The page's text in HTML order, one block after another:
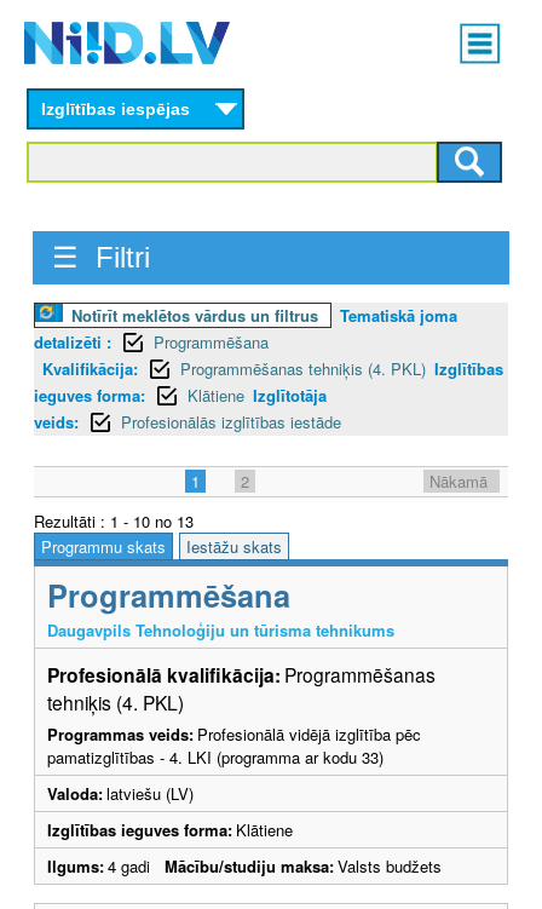
content
Main
menu
Izglītības iespējas
☰ Filtri
Notīrīt meklētos vārdus un filtrus
Tematiskā joma
detalizēti :
Programmēšana
Kvalifikācija:
Programmēšanas tehniķis (4. PKL) Izglītības
ieguves forma:
Klātiene Izglītotāja
veids:
Profesionālās izglītības iestāde
1 2
Nākamā
Rezultāti : 1 - 10 no 13
Programmu skats
Iestāžu skats
Programmēšana
Daugavpils Tehnoloģiju un tūrisma tehnikums
Profesionālā kvalifikācija: Programmēšanas
tehniķis (4. PKL)
Programmas veids: Profesionālā vidējā izglītība pēc
pamatizglītības - 4. LKI (programma ar kodu 33)
Valoda:latviešu (LV)
Izglītības ieguves forma: Klātiene
Ilgums:4 gadi Mācību/studiju maksa:Valsts budžets